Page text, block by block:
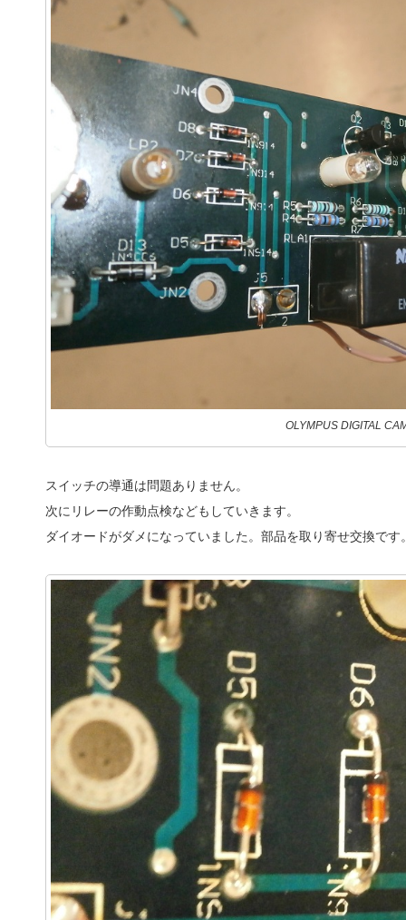
OLYMPUS DIGITAL
スイッチの導通は問題ありません。
次にリレーの作動点検などもしていきます。
ダイオードがダメになっていました。部品を取り寄せ交換です